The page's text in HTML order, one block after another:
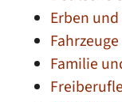
Erben
Fahrzeuge
Familie